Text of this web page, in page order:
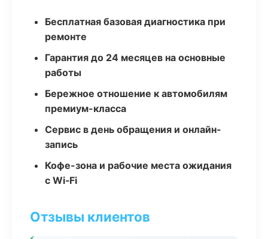
Бесплатная базовая диагностика при
ремонте
Гарантия до 24 месяцев на основные
работы
Бережное отношение к автомобилям
премиум-класса
Сервис в день обращения и онлайн-
запись
Кофе-зона и рабочие места ожидания
с Wi‑Fi
Отзывы клиентов